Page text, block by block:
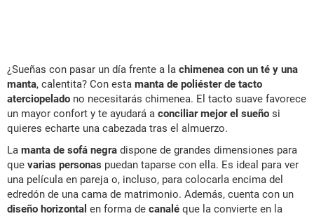
¿Sueñas con pasar un día frente a la chimenea con un té y una
manta, calentita? Con esta manta de poliéster de tacto
aterciopelado no necesitarás chimenea. El tacto suave favorece
un mayor confort y te ayudará a conciliar mejor el sueño si
quieres echarte una cabezada tras el almuerzo.
La manta de sofá negra dispone de grandes dimensiones para
que varias personas puedan taparse con ella. Es ideal para ver
una película en pareja o, incluso, para colocarla encima del
edredón de una cama de matrimonio. Además, cuenta con un
diseño horizontal en forma de canalé que la convierte en la